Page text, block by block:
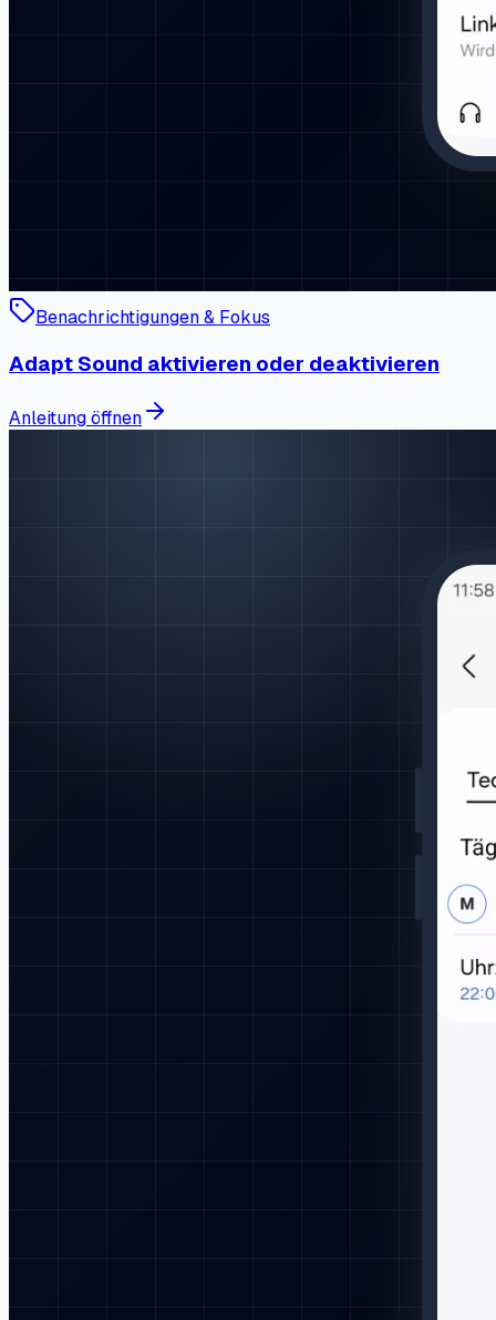
Benachrichtigungen & Fokus
Adapt Sound aktivieren oder deaktivieren
Anleitung öffnen